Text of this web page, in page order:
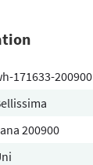
171633-200900
200900